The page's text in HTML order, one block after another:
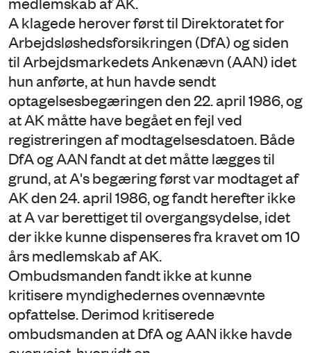
A klagede herover først til Direktoratet for
Arbejdsløshedsforsikringen (DfA) og siden
til Arbejdsmarkedets Ankenævn (AAN) idet
hun anførte, at hun havde sendt
optagelsesbegæringen den 22. april 1986, og
at AK måtte have begået en fejl ved
registreringen af modtagelsesdatoen. Både
DfA og AAN fandt at det måtte lægges til
grund, at A's begæring først var modtaget af
AK den 24. april 1986, og fandt herefter ikke
at A var berettiget til overgangsydelse, idet
der ikke kunne dispenseres fra kravet om 10
års medlemskab af AK.
Ombudsmanden fandt ikke at kunne
kritisere myndighedernes ovennævnte
opfattelse. Derimod kritiserede
ombudsmanden at DfA og AAN ikke havde